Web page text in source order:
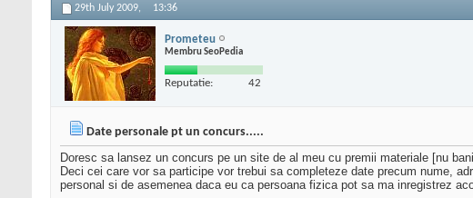
29th July 2009, 13:36
Prometeu
Membru SeoPedia
Reputatie: 42
Date personale pt un concurs.....
Doresc sa lansez un concurs pe un site de al meu cu premii materiale [nu
Deci cei care vor sa participe vor trebui sa completeze date precum nume,
personal si de asemenea daca eu ca persoana fizica pot sa ma inregistrez